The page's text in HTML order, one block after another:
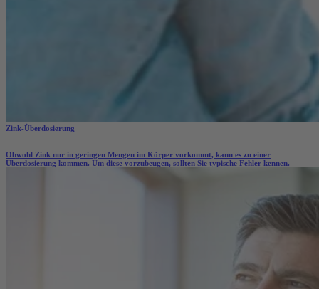
Zink-Überdosierung
Obwohl Zink nur in geringen Mengen im Körper vorkommt, kann es zu einer
Überdosierung kommen. Um diese vorzubeugen, sollten Sie typische Fehler kennen.